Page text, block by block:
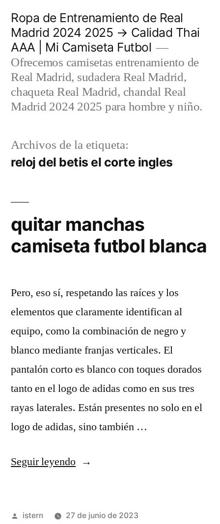
contenido
Ropa de Entrenamiento de Real
Madrid 2024 2025 → Calidad Thai
AAA | Mi Camiseta Futbol
Ofrecemos camisetas entrenamiento de
Real Madrid, sudadera Real Madrid,
chaqueta Real Madrid, chandal Real
Madrid 2024 2025 para hombre y niño.
Archivos de la etiqueta:
reloj del betis el corte ingles
quitar manchas
camiseta futbol blanca
Pero, eso sí, respetando las raíces y los
elementos que claramente identifican al
equipo, como la combinación de negro y
blanco mediante franjas verticales. El
pantalón corto es blanco con toques dorados
tanto en el logo de adidas como en sus tres
rayas laterales. Están presentes no solo en el
logo de adidas, sino también …
Seguir leyendo«quitar
futbol
Publicado
istern
27 de junio de 2023